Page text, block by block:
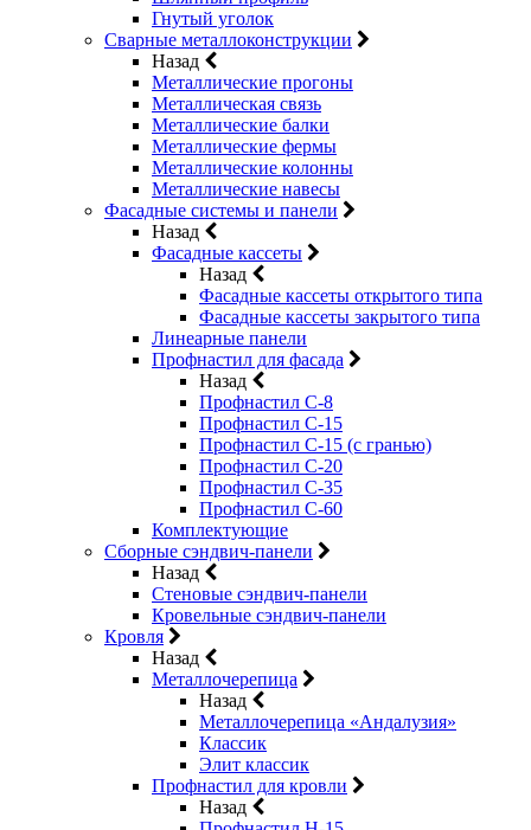
Гнутый уголок
Сварные металлоконструкции
Назад
Металлические прогоны
Металлическая связь
Металлические балки
Металлические фермы
Металлические колонны
Металлические навесы
Фасадные системы и панели
Назад
Фасадные кассеты
Назад
Фасадные кассеты открытого типа
Фасадные кассеты закрытого типа
Линеарные панели
Профнастил для фасада
Назад
Профнастил С-8
Профнастил С-15
Профнастил С-15 (с гранью)
Профнастил С-20
Профнастил С-35
Профнастил С-60
Комплектующие
Сборные сэндвич-панели
Назад
Стеновые сэндвич-панели
Кровельные сэндвич-панели
Кровля
Назад
Металлочерепица
Назад
Металлочерепица «Андалузия»
Классик
Элит классик
Профнастил для кровли
Назад